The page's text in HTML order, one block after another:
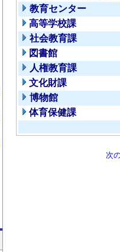
教育センター
高等学校課
社会教育課
図書館
人権教育課
文化財課
博物館
体育保健課
次